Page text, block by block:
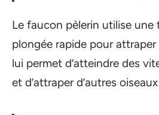
Le faucon pèlerin utilise une
plongée rapide pour attraper
lui permet d’atteindre des
et d’attraper d’autres